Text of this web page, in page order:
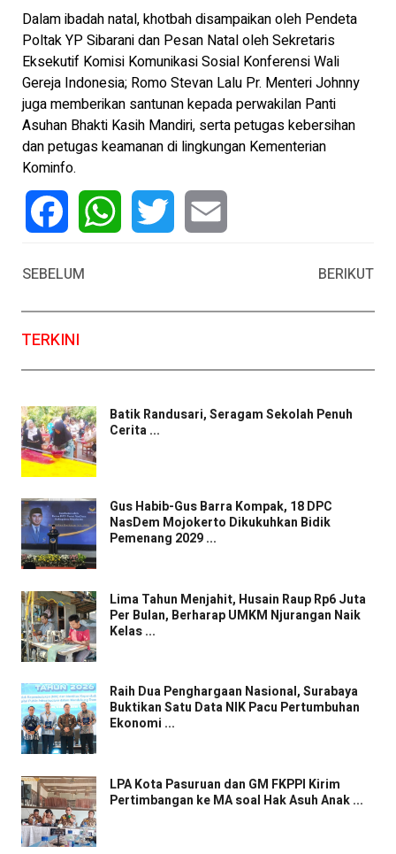
Dalam ibadah natal, khotbah disampaikan oleh Pendeta
Poltak YP Sibarani dan Pesan Natal oleh Sekretaris
Eksekutif Komisi Komunikasi Sosial Konferensi Wali
Gereja Indonesia; Romo Stevan Lalu Pr. Menteri Johnny
juga memberikan santunan kepada perwakilan Panti
Asuhan Bhakti Kasih Mandiri, serta petugas kebersihan
dan petugas keamanan di lingkungan Kementerian
Kominfo.
SEBELUM
BERIKUT
TERKINI
Batik Randusari, Seragam Sekolah Penuh
Cerita ...
Gus Habib-Gus Barra Kompak, 18 DPC
NasDem Mojokerto Dikukuhkan Bidik
Pemenang 2029 ...
Lima Tahun Menjahit, Husain Raup Rp6 Juta
Per Bulan, Berharap UMKM Njurangan Naik
Kelas ...
Raih Dua Penghargaan Nasional, Surabaya
Buktikan Satu Data NIK Pacu Pertumbuhan
Ekonomi ...
LPA Kota Pasuruan dan GM FKPPI Kirim
Pertimbangan ke MA soal Hak Asuh Anak ...